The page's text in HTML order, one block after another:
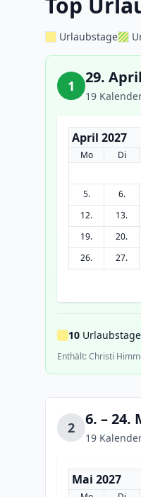
Urlaubstage
1 29.
19
April 2027
Mo Di
5.
6.
12.
13.
19.
20.
26.
27.
10 Urlaubstage
Enthält: Christi
2 6. – 24.
19
Mai 2027